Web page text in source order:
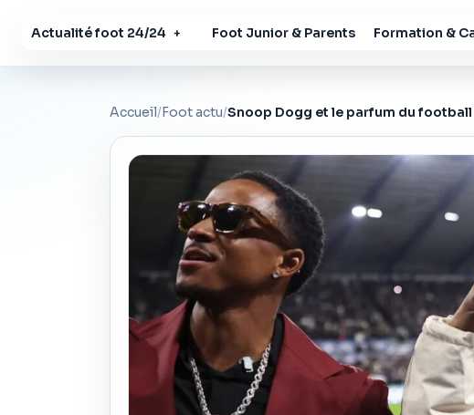
Actualité foot 24/24 + Foot Junior & Parents Formation &
Accueil/Foot actu/Snoop Dogg et le parfum du